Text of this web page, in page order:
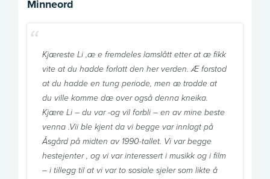
Minneord
Kjæreste Li ,æ e fremdeles lamslått etter at æ fikk
vite at du hadde forlatt den her verden. Æ forstod
at du hadde en tung periode, men æ trodde at
du ville komme dæ over også denna kneika.
Kjære Li – du var -og vil forbli – en av mine beste
venna .Vii ble kjent da vi begge var innlagt på
Åsgård på midten av 1990-tallet. Vi var begge
hestejenter , og vi var interessert i musikk og i film
– i tillegg til at vi var to sosiale sjeler som likte å